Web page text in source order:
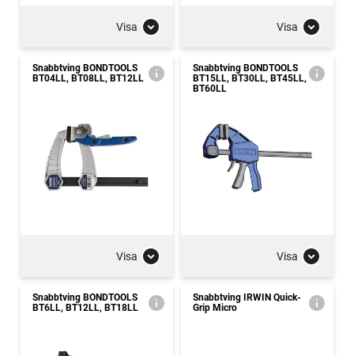
Visa Visa
Snabbtving BONDTOOLS
BT04LL, BT08LL, BT12LL
Visa
Snabbtving BONDTOOLS
BT15LL, BT30LL, BT45LL,
BT60LL
Visa
Snabbtving BONDTOOLS
BT6LL, BT12LL, BT18LL
Snabbtving IRWIN Quick-
Grip Micro